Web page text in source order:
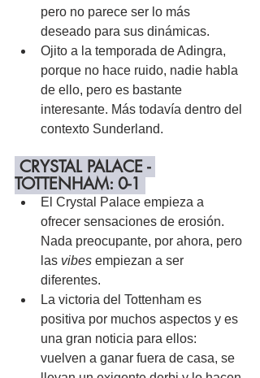
pero no parece ser lo más
deseado para sus dinámicas.
Ojito a la temporada de Adingra,
porque no hace ruido, nadie habla
de ello, pero es bastante
interesante. Más todavía dentro del
contexto Sunderland.
CRYSTAL PALACE -
TOTTENHAM: 0-1
El Crystal Palace empieza a
ofrecer sensaciones de erosión.
Nada preocupante, por ahora, pero
las vibes empiezan a ser
diferentes.
La victoria del Tottenham es
positiva por muchos aspectos y es
una gran noticia para ellos:
vuelven a ganar fuera de casa, se